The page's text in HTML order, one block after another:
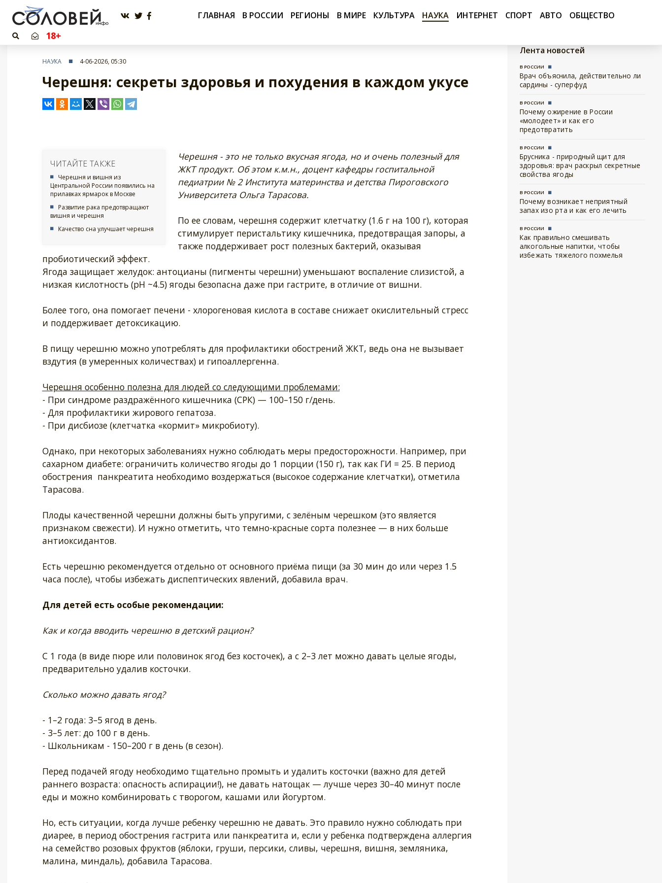
ГЛАВНАЯ В РОССИИ РЕГИОНЫ В МИРЕ КУЛЬТУРА НАУКА ИНТЕРНЕТ СПОРТ АВТО ОБЩЕСТВО
18+
НАУКА 4-06-2026, 05:30
Черешня: секреты здоровья и похудения в каждом укусе
ЧИТАЙТЕ ТАКЖЕ
Черешня и вишня из
Центральной России появились на
прилавках ярмарок в Москве
Развитие рака предотвращают
вишня и черешня
Качество сна улучшает черешня
Черешня - это не только вкусная ягода, но и очень полезный для
ЖКТ продукт. Об этом к.м.н., доцент кафедры госпитальной
педиатрии № 2 Института материнства и детства Пироговского
Университета Ольга Тарасова.
По ее словам, черешня содержит клетчатку (1.6 г на 100 г), которая
стимулирует перистальтику кишечника, предотвращая запоры, а
также поддерживает рост полезных бактерий, оказывая
пробиотический эффект.
Ягода защищает желудок: антоцианы (пигменты черешни) уменьшают воспаление слизистой, а
низкая кислотность (pH ~4.5) ягоды безопасна даже при гастрите, в отличие от вишни.
Более того, она помогает печени - хлорогеновая кислота в составе снижает окислительный стресс
и поддерживает детоксикацию.
В пищу черешню можно употреблять для профилактики обострений ЖКТ, ведь она не вызывает
вздутия (в умеренных количествах) и гипоаллергенна.
Черешня особенно полезна для людей со следующими проблемами:
- При синдроме раздражённого кишечника (СРК) — 100–150 г/день.
- Для профилактики жирового гепатоза.
- При дисбиозе (клетчатка «кормит» микробиоту).
Однако, при некоторых заболеваниях нужно соблюдать меры предосторожности. Например, при
сахарном диабете: ограничить количество ягоды до 1 порции (150 г), так как ГИ = 25. В период
обострения панкреатита необходимо воздержаться (высокое содержание клетчатки), отметила
Тарасова.
Плоды качественной черешни должны быть упругими, с зелёным черешком (это является
признаком свежести). И нужно отметить, что темно-красные сорта полезнее — в них больше
антиоксидантов.
Есть черешню рекомендуется отдельно от основного приёма пищи (за 30 мин до или через 1.5
часа после), чтобы избежать диспептических явлений, добавила врач.
Для детей есть особые рекомендации:
Как и когда вводить черешню в детский рацион?
С 1 года (в виде пюре или половинок ягод без косточек), а с 2–3 лет можно давать целые ягоды,
предварительно удалив косточки.
Сколько можно давать ягод?
- 1–2 года: 3–5 ягод в день.
- 3–5 лет: до 100 г в день.
- Школьникам - 150–200 г в день (в сезон).
Перед подачей ягоду необходимо тщательно промыть и удалить косточки (важно для детей
раннего возраста: опасность аспирации!), не давать натощак — лучше через 30–40 минут после
еды и можно комбинировать с творогом, кашами или йогуртом.
Но, есть ситуации, когда лучше ребенку черешню не давать. Это правило нужно соблюдать при
диарее, в период обострения гастрита или панкреатита и, если у ребенка подтверждена аллергия
на семейство розовых фруктов (яблоки, груши, персики, сливы, черешня, вишня, земляника,
малина, миндаль), добавила Тарасова.
Лента новостей
В РОССИИ
Врач объяснила, действительно ли
сардины - суперфуд
В РОССИИ
Почему ожирение в России
«молодеет» и как его
предотвратить
В РОССИИ
Брусника - природный щит для
здоровья: врач раскрыл секретные
свойства ягоды
В РОССИИ
Почему возникает неприятный
запах изо рта и как его лечить
В РОССИИ
Как правильно смешивать
алкогольные напитки, чтобы
избежать тяжелого похмелья